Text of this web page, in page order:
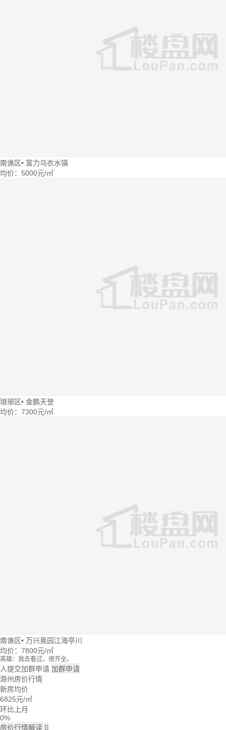
南谯区• 富力乌衣水镇
均价： 5000元/㎡
琅琊区• 金鹏天誉
均价： 7300元/㎡
南谯区• 万兴奥园江海亭川
均价： 7800元/㎡
英雄：我去看过，很齐全。
牛转乾坤：这个楼盘价格波动大么？
回忆：我建议你们去楼盘看看。
大头：也可以直接咨询置业管家。
吃了么：什么时候大家一起去看看。
蓝天：上周我已经签合同了。
雪花飘飘：好的呢。
人提交加群申请 加群申请
滁州房价行情
新房均价
6825元/㎡
环比上月
0%
房价行情解读 